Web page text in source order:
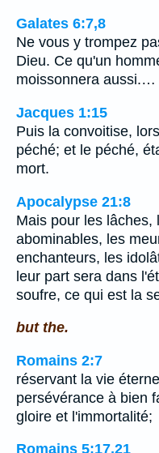
Galates 6:7,8
Ne vous y trompez
Dieu. Ce qu'un
moissonnera aussi.…
Jacques 1:15
Puis la convoitise,
péché; et le péché,
mort.
Apocalypse 21:8
Mais pour les lâches,
abominables, les
enchanteurs, les
leur part sera dans
soufre, ce qui est la
but the.
Romains 2:7
réservant la vie
persévérance à bien
gloire et l'immortalité;
Romains 5:17,21